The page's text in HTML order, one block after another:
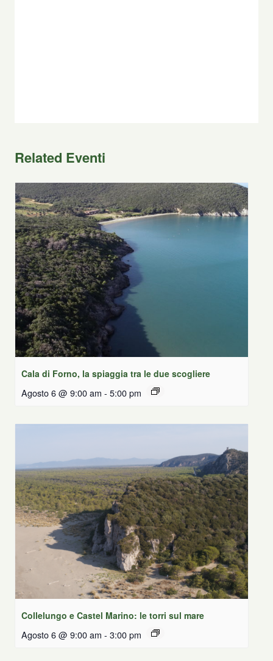
Related Eventi
Cala di Forno, la spiaggia tra le due scogliere
Agosto 6 @ 9:00 am - 5:00 pm
Collelungo e Castel Marino: le torri sul mare
Agosto 6 @ 9:00 am - 3:00 pm